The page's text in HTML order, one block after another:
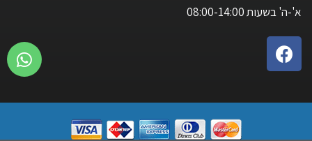
א'-ה' בשעות 08:00-14:00